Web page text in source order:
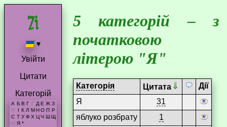
▾
Увійти
Цитати
Категорій
А Б В Г Ґ Д Е Ж З
И
І К Л М Н О П Р
С Т У Ф Х Ц Ч Ш Щ
Ю Я *
5 категорій – з
початковою
літерою "Я"
Категорія Цитата
Дії
Я
31
яблуко розбрату
1